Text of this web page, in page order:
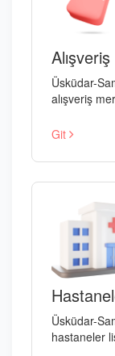
Üsküdar-
alışveriş
Git
Üsküdar-
hastaneler